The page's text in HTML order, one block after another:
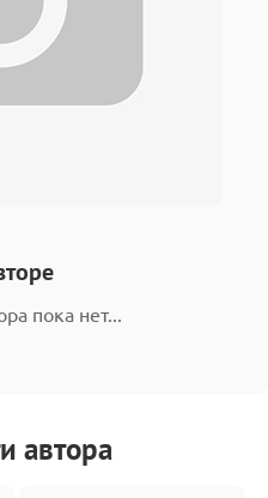
пока нет...
автора